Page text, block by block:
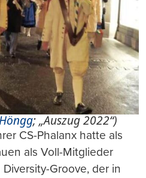
; „Auszug 2022“)
CS-Phalanx hatte als
als Voll-Mitglieder
Groove, der in